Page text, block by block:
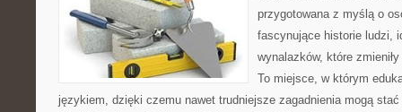
przygotowana z myślą o
fascynujące historie ludzi,
wynalazków, które
To miejsce, w którym
językiem, dzięki czemu nawet trudniejsze zagadnienia mogą